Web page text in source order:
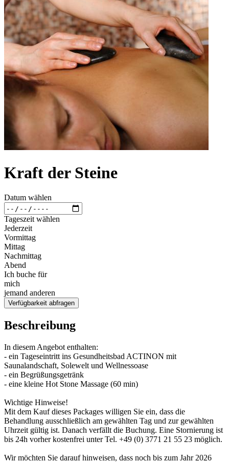
Kraft der Steine
Datum wählen
Tageszeit wählen
Jederzeit
Vormittag
Mittag
Nachmittag
Abend
Ich buche für
mich
jemand anderen
Verfügbarkeit abfragen
Beschreibung
In diesem Angebot enthalten:
- ein Tageseintritt ins Gesundheitsbad ACTINON mit
Saunalandschaft, Solewelt und Wellnessoase
- ein Begrüßungsgetränk
- eine kleine Hot Stone Massage (60 min)
Wichtige Hinweise!
Mit dem Kauf dieses Packages willigen Sie ein, dass die
Behandlung ausschließlich am gewählten Tag und zur gewählten
Uhrzeit gültig ist. Danach verfällt die Buchung. Eine Stornierung ist
bis 24h vorher kostenfrei unter Tel. +49 (0) 3771 21 55 23 möglich.
Wir möchten Sie darauf hinweisen, dass noch bis zum Jahr 2026